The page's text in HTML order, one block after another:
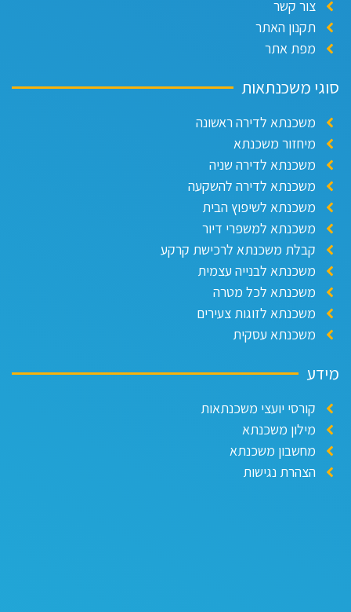
צור קשר
תקנון האתר
מפת אתר
סוגי משכנתאות
משכנתא לדירה ראשונה
מיחזור משכנתא
משכנתא לדירה שניה
משכנתא לדירה להשקעה
משכנתא לשיפוץ הבית
משכנתא למשפרי דיור
קבלת משכנתא לרכישת קרקע
משכנתא לבנייה עצמית
משכנתא לכל מטרה
משכנתא לזוגות צעירים
משכנתא עסקית
מידע
קורסי יועצי משכנתאות
מילון משכנתא
מחשבון משכנתא
הצהרת נגישות